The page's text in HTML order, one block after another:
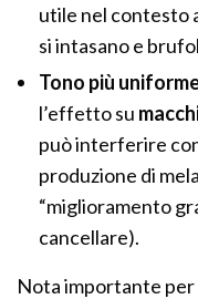
utile nel contesto
si intasano e
Tono più
l’effetto su
può interferire
produzione di
“miglioramento
cancellare).
Nota importante